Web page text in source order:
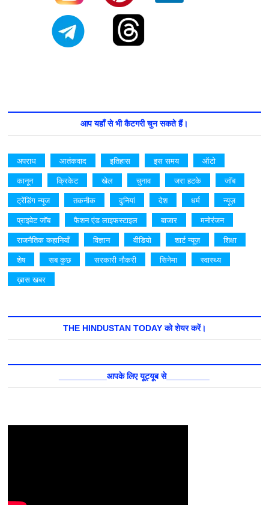
आप यहाँ से भी कैटगरी चुन सकते हैं।
अपराध आतंकवाद इतिहास इस समय
ऑटो
कानून
क्रिकेट खेल चुनाव जरा हटके
जॉब
ट्रेंडिंग न्यूज
तकनीक दुनियां देश धर्म
न्यूज़
प्राइवेट जॉब
फैशन एंड लाइफस्टाइल बाजार
मनोरंजन
राजनैतिक कहानियाँ
विज्ञान वीडियो शार्ट न्यूज़
शिक्षा
शेष
सब कुछ सरकारी नौकरी सिनेमा
स्वास्थ्य
ख़ास खबर
THE HINDUSTAN TODAY को शेयर करें।
__________आपके लिए यूट्यूब से_________